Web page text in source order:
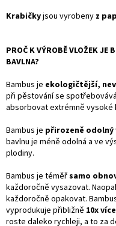
Krabičkyjsou vyrobeny z
PROČ K VÝROBĚ VLOŽEK JE
BAVLNA?
Bambus je ekologičtější,
při pěstování se spotřebovává
absorbovat extrémně vysoké
Bambus je přirozeně odolný
bavlnu je méně odolná a ve
plodiny.
Bambus je téměřsamo
každoročně vysazovat.
každoročně opakovat.
vyprodukuje přibližně 10x
roste daleko rychleji, a to za